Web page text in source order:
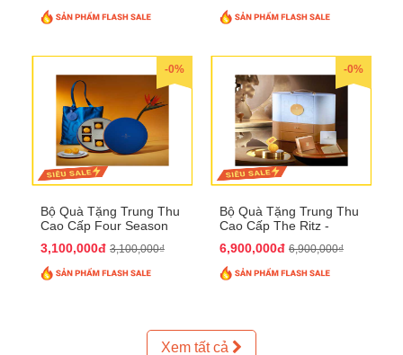
-0%
Bộ Quà Tặng Trung Thu
Cao Cấp Four Season
3,100,000đ 3,100,000₫
-0%
Bộ Quà Tặng Trung Thu
Cao Cấp The Ritz -
6,900,000đ 6,900,000₫
Xem tất cả